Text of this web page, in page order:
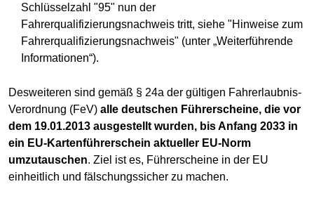
Schlüsselzahl "95" nun der
Fahrerqualifizierungsnachweis tritt, siehe "Hinweise zum
Fahrerqualifizierungsnachweis" (unter „Weiterführende
Informationen“).
Desweiteren sind gemäß § 24a der gültigen Fahrerlaubnis-
Verordnung (FeV) alle deutschen Führerscheine, die vor
dem 19.01.2013 ausgestellt wurden, bis Anfang 2033 in
ein EU-Kartenführerschein aktueller EU-Norm
umzutauschen. Ziel ist es, Führerscheine in der EU
einheitlich und fälschungssicher zu machen.